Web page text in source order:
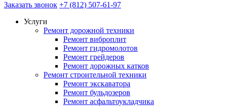
Заказать звонок +7 (812) 507-61-97
Услуги
Ремонт дорожной техники
Ремонт виброплит
Ремонт гидромолотов
Ремонт грейдеров
Ремонт дорожных катков
Ремонт строительной техники
Ремонт экскаватора
Ремонт бульдозеров
Ремонт асфальтоукладчика